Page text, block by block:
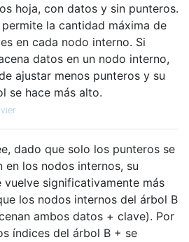
hoja, con datos y sin punteros.
la cantidad máxima de
en cada nodo interno. Si
datos en un nodo interno,
ajustar menos punteros y su
se hace más alto.
dado que solo los punteros se
en los nodos internos, su
vuelve significativamente más
los nodos internos del árbol B
ambos datos + clave). Por
índices del árbol B + se